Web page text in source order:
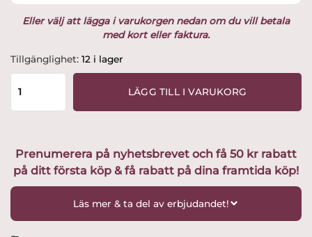
Eller välj att lägga i varukorgen nedan om du vill betala
med kort eller faktura.
Tillgänglighet: 12 i lager
Kosta
Boda
frostad
LÄGG TILL I VARUKORG
Prenumerera på nyhetsbrevet och få 50 kr rabatt
på ditt första köp & få rabatt på dina framtida köp!
Läs mer & ta del av erbjudandet!